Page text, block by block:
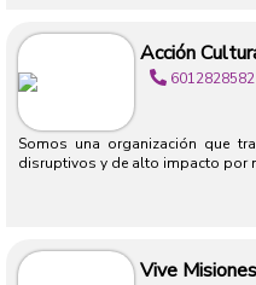
Acción
6012828582
Somos una organización que
disruptivos y de alto impacto por
Vive Misiones